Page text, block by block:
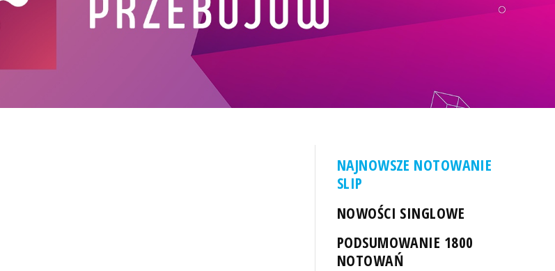
NAJNOWSZE NOTOWANIE
SLIP
NOWOŚCI SINGLOWE
PODSUMOWANIE 1800
NOTOWAŃ